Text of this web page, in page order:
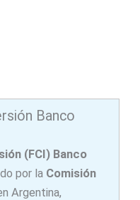
Banco
(FCI) Banco
por la Comisión
Argentina,